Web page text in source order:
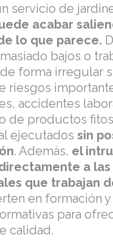
servicio de
acabar
lo que parece.
bajos o
forma irregular
riesgos
accidentes
de productos
ejecutados sin
. Además, el
a las
que trabajan
en formación
para
calidad.